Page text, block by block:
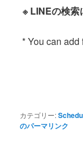
※ LINEの検索
* You can
カテゴリー:
のパーマリンク